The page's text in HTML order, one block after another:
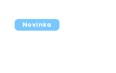
Novinka